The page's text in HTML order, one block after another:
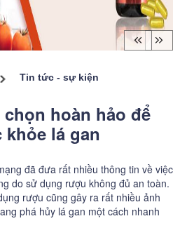
Tin tức - sự kiện
hoàn hảo để
lá gan
đã đưa rất nhiều thông tin về việc
do sử dụng rượu không đủ an toàn.
rượu cũng gây ra rất nhiều ảnh
phá hủy lá gan một cách nhanh